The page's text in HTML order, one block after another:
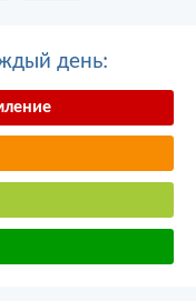
день: